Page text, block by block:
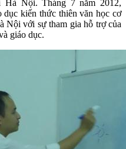
Hà Nội. Tháng 7 năm 2012,
kiến thức thiên văn học cơ
Nội với sự tham gia hỗ trợ của
giáo dục.